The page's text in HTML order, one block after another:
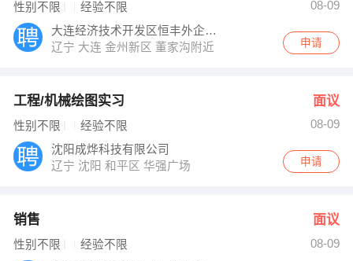
性别不限 经验不限
08-09
大连经济技术开发区恒丰外企服务有限责任公
辽宁 大连 金州新区 董家沟附近
申请
工程/机械绘图实习 面议
性别不限 经验不限
08-09
沈阳成烨科技有限公司
辽宁 沈阳 和平区 华强广场
申请
销售 面议
性别不限 经验不限
08-09